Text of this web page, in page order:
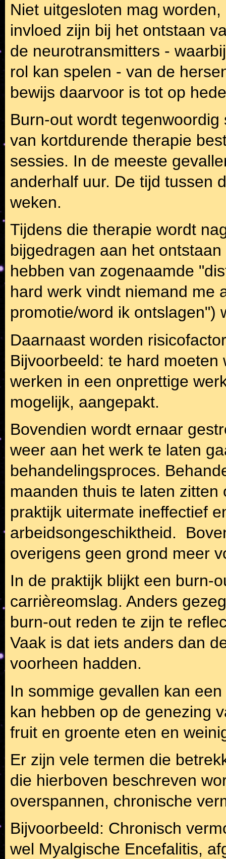
Niet uitgesloten mag
invloed zijn bij het ontstaan
de neurotransmitters -
rol kan spelen - van de
bewijs daarvoor is tot op
Burn-out wordt
van kortdurende therapie
sessies. In de meeste
anderhalf uur. De tijd tussen
weken.
Tijdens die therapie wordt
bijgedragen aan het
hebben van zogenaamde
hard werk vindt niemand me
promotie/word ik ontslagen")
Daarnaast worden
Bijvoorbeeld: te hard
werken in een onprettige
mogelijk, aangepakt.
Bovendien wordt ernaar
weer aan het werk te laten
behandelingsproces.
maanden thuis te laten
praktijk uitermate ineffectief
arbeidsongeschiktheid.
overigens geen grond meer
In de praktijk blijkt een burn-
carrièreomslag. Anders
burn-out reden te zijn te
Vaak is dat iets anders dan
voorheen hadden.
In sommige gevallen kan
kan hebben op de genezing
fruit en groente eten en
Er zijn vele termen die
die hierboven beschreven
overspannen, chronische
Bijvoorbeeld: Chronisch
wel Myalgische Encefalitis,